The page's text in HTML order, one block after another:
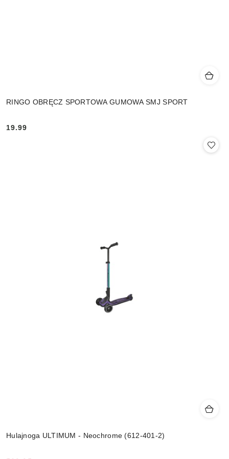
RINGO OBRĘCZ SPORTOWA GUMOWA SMJ SPORT
Cena:
19.99
Hulajnoga ULTIMUM - Neochrome (612-401-2)